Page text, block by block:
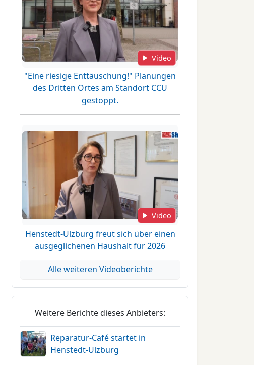
Video
"Eine riesige Enttäuschung!" Planungen
des Dritten Ortes am Standort CCU
gestoppt.
Video
Henstedt-Ulzburg freut sich über einen
ausgeglichenen Haushalt für 2026
Alle weiteren Videoberichte
Weitere Berichte dieses Anbieters:
Reparatur-Café startet in
Henstedt-Ulzburg